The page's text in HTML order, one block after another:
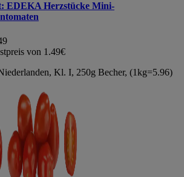
EDEKA Herzstücke Mini-
von 1.49€
Kl. I, 250g Becher, (1kg=5.96)